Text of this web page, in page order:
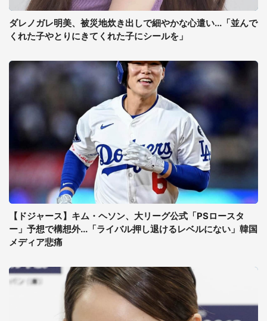
ダレノガレ明美、被災地炊き出しで細やかな心遣い...「並んで
くれた子やとりにきてくれた子にシールを」
【ドジャース】キム・ヘソン、大リーグ公式「PSロースタ
ー」予想で構想外...「ライバル押し退けるレベルにない」韓国
メディア悲痛